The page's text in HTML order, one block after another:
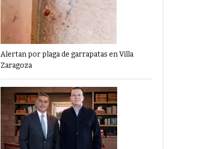
Planeación’ Por PC29
‘Las Corrupciones, Sus Formas Y Efectos’ Por
PC29 - 7 mayo, 2021
Alertan por plaga de garrapatas en Villa
Zaragoza